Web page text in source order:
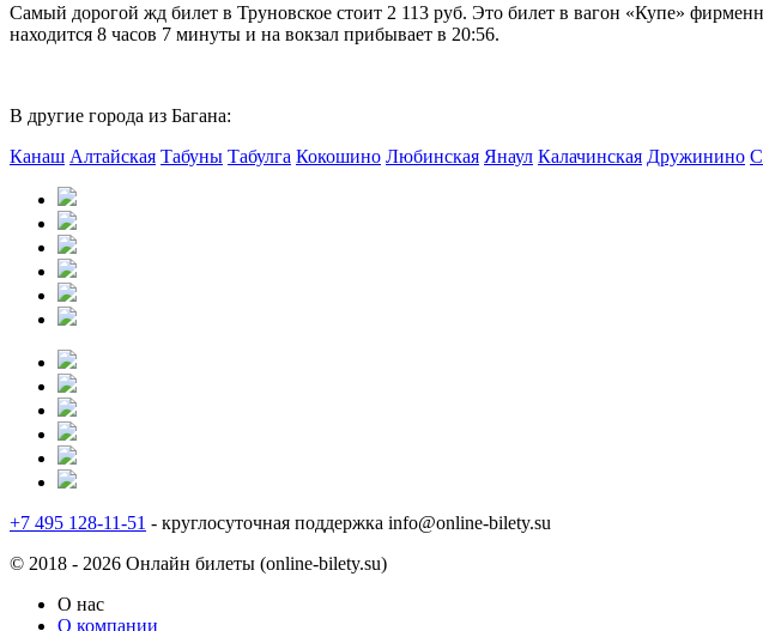
Самый дорогой жд билет в Труновское стоит 2 113 руб. Это билет в вагон «Купе»
находится 8 часов 7 минуты и на вокзал прибывает в 20:56.
В другие города из Багана:
Канаш Алтайская Табуны Табулга Кокошино Любинская Янаул Калачинская Дружинино
+7 495 128-11-51 - круглосуточная поддержка info@online-bilety.su
© 2018 - 2026 Онлайн билеты (online-bilety.su)
О нас
О компании